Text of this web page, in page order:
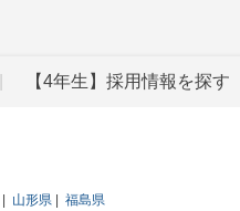
【4年生】採用情報を探す
山形県
福島県